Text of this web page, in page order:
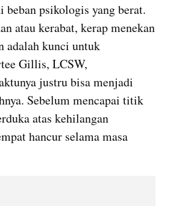
psikologis yang berat.
atau kerabat, kerap menekan
adalah kunci untuk
Gillis, LCSW,
justru bisa menjadi
Sebelum mencapai titik
atas kehilangan
hancur selama masa